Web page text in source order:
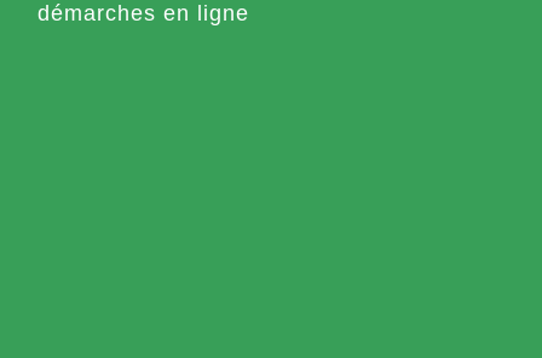
démarches en ligne